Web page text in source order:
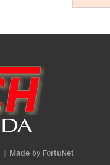
| Made by FortuNet